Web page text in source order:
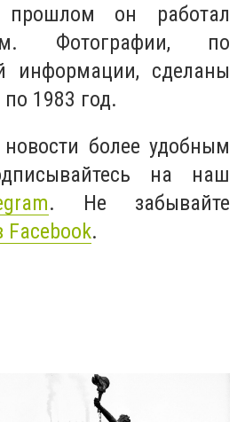
он работал
Фотографии, по
информации, сделаны
1983 год.
более удобным
на наш
. Не забывайте
Facebook.